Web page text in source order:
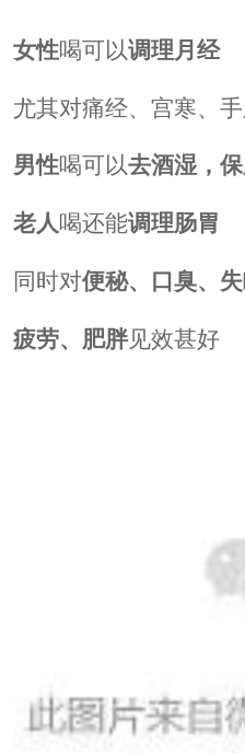
女性喝可以调理月经
尤其对痛经、宫寒、
男性喝可以去酒湿，
老人喝还能调理肠胃
同时对便秘、口臭、
疲劳、肥胖见效甚好